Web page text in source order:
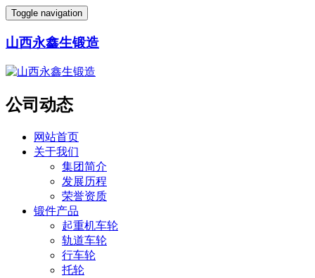
Toggle navigation
山西永鑫生锻造
公司动态
网站首页
关于我们
集团简介
发展历程
荣誉资质
锻件产品
起重机车轮
轨道车轮
行车轮
托轮